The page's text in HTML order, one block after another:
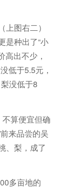
图右二）
是种出了“小
高出不少，
低于5.5元，
没低于8
算便宜但确
来品尝的吴
、梨，成了
多亩地的